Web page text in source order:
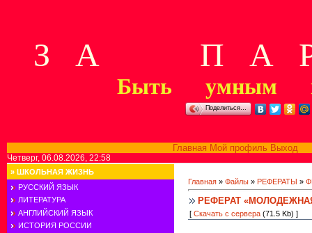
З А П А Р
Быть умным
Поделиться…
Главная Мой профиль Выход
Четверг, 06.08.2026, 22:58
» ШКОЛЬНАЯ ЖИЗНЬ
РУССКИЙ ЯЗЫК
ЛИТЕРАТУРА
АНГЛИЙСКИЙ ЯЗЫК
ИСТОРИЯ РОССИИ
Главная » Файлы » РЕФЕРАТЫ »
РЕФЕРАТ
[ Скачать с сервера (71.5 Kb) ]